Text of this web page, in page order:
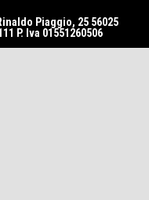
Piaggio, 25 56025
P. Iva 01551260506